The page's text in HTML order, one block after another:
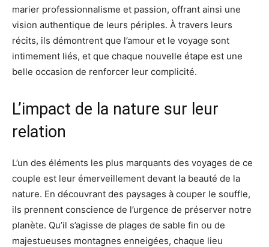
marier professionnalisme et passion, offrant ainsi une
vision authentique de leurs périples. À travers leurs
récits, ils démontrent que l’amour et le voyage sont
intimement liés, et que chaque nouvelle étape est une
belle occasion de renforcer leur complicité.
L’impact de la nature sur leur
relation
L’un des éléments les plus marquants des voyages de ce
couple est leur émerveillement devant la beauté de la
nature. En découvrant des paysages à couper le souffle,
ils prennent conscience de l’urgence de préserver notre
planète. Qu’il s’agisse de plages de sable fin ou de
majestueuses montagnes enneigées, chaque lieu